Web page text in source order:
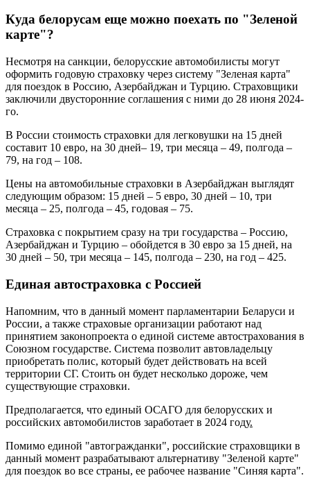
Куда белорусам еще можно поехать по "Зеленой
карте"?
Несмотря на санкции, белорусские автомобилисты могут
оформить годовую страховку через систему "Зеленая карта"
для поездок в Россию, Азербайджан и Турцию. Страховщики
заключили двусторонние соглашения с ними до 28 июня 2024-
го.
В России стоимость страховки для легковушки на 15 дней
составит 10 евро, на 30 дней– 19, три месяца – 49, полгода –
79, на год – 108.
Цены на автомобильные страховки в Азербайджан выглядят
следующим образом: 15 дней – 5 евро, 30 дней – 10, три
месяца – 25, полгода – 45, годовая – 75.
Страховка с покрытием сразу на три государства – Россию,
Азербайджан и Турцию – обойдется в 30 евро за 15 дней, на
30 дней – 50, три месяца – 145, полгода – 230, на год – 425.
Единая автостраховка с Россией
Напомним, что в данный момент парламентарии Беларуси и
России, а также страховые организации работают над
принятием законопроекта о единой системе автострахования в
Союзном государстве. Система позволит автовладельцу
приобретать полис, который будет действовать на всей
территории СГ. Стоить он будет несколько дороже, чем
существующие страховки.
Предполагается, что единый ОСАГО для белорусских и
российских автомобилистов заработает в 2024 году.
Помимо единой "автогражданки", российские страховщики в
данный момент разрабатывают альтернативу "Зеленой карте"
для поездок во все страны, ее рабочее название "Синяя карта".